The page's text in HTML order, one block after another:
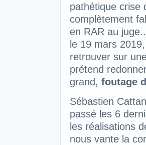
pathétique crise
complètement
en RAR au
le 19 mars
retrouver sur
prétend
grand, foutage
Sébastien
passé les 6
les réalisations
nous vante la